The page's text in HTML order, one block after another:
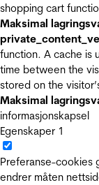
shopping cart
Maksimal
function. A cache is
time between the
stored on the
Maksimal
informasjonskapsel
Egenskaper 1
Preferanse-cookies
endrer måten